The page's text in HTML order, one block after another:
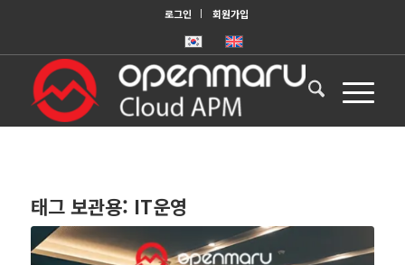
로그인 회원가입
태그 보관용: IT운영